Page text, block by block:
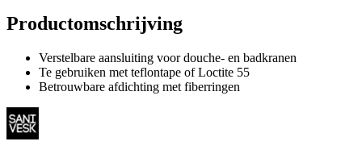
Productomschrijving
Verstelbare aansluiting voor douche- en badkranen
Te gebruiken met teflontape of Loctite 55
Betrouwbare afdichting met fiberringen